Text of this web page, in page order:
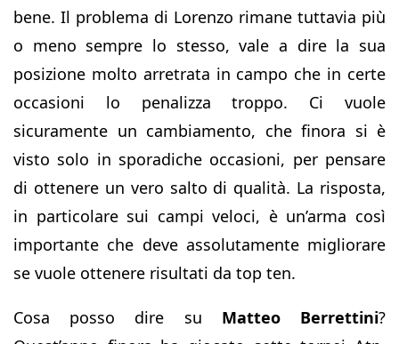
bene. Il problema di Lorenzo rimane tuttavia più
o meno sempre lo stesso, vale a dire la sua
posizione molto arretrata in campo che in certe
occasioni lo penalizza troppo. Ci vuole
sicuramente un cambiamento, che finora si è
visto solo in sporadiche occasioni, per pensare
di ottenere un vero salto di qualità. La risposta,
in particolare sui campi veloci, è un’arma così
importante che deve assolutamente migliorare
se vuole ottenere risultati da top ten.
Cosa posso dire su Matteo Berrettini?